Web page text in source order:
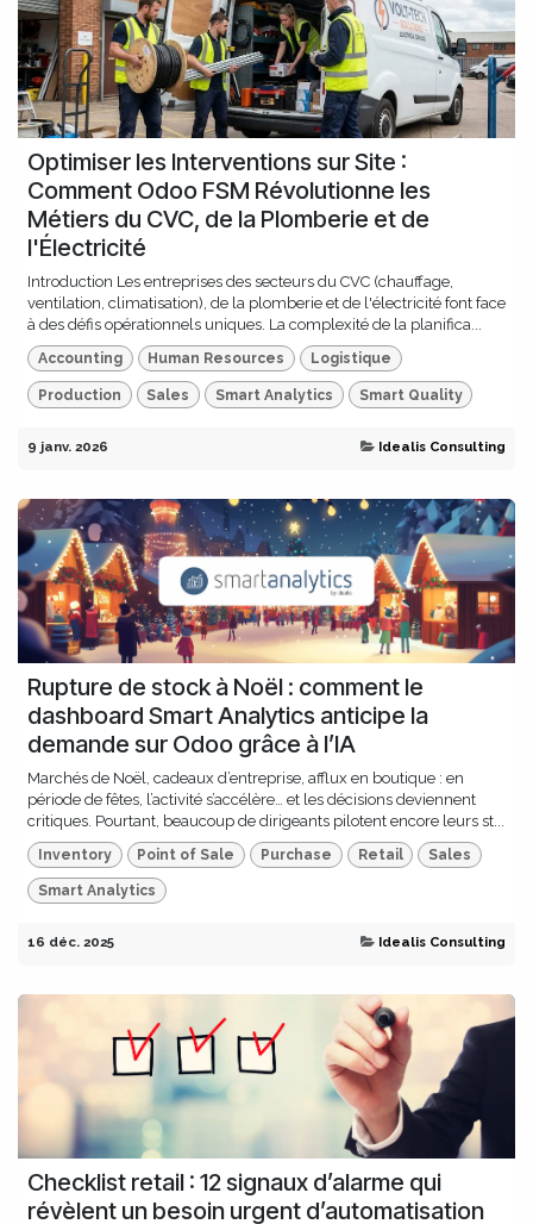
Optimiser les Interventions sur Site :
Comment Odoo FSM Révolutionne les
Métiers du CVC, de la Plomberie et de
l'Électricité
Introduction Les entreprises des secteurs du CVC (chauffage,
ventilation, climatisation), de la plomberie et de l'électricité font face
à des défis opérationnels uniques. La complexité de la planifica...
Accounting Human Resources Logistique
Production Sales Smart Analytics Smart Quality
9 janv. 2026 Idealis Consulting
Rupture de stock à Noël : comment le
dashboard Smart Analytics anticipe la
demande sur Odoo grâce à l’IA
Marchés de Noël, cadeaux d’entreprise, afflux en boutique : en
période de fêtes, l’activité s’accélère… et les décisions deviennent
critiques. Pourtant, beaucoup de dirigeants pilotent encore leurs st...
Inventory Point of Sale Purchase Retail Sales
Smart Analytics
16 déc. 2025 Idealis Consulting
Checklist retail : 12 signaux d’alarme qui
révèlent un besoin urgent d’automatisation